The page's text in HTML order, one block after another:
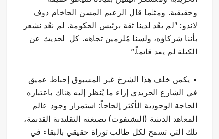
وحقيقية. ومثلما قال الزعيم المسن الحاخام دوف
لاندو: “لم يعُد لدينا ثقة برئيس الحكومة. لم نعُد نشعر
بأننا شركاؤه، ولسنا مُلزمين تجاهه. كل الحديث عن
الكتلة لم يعد قائماً.”
• يكمن خلف هذا الشرخ غير المسبوق إحباط عميق
في الشارع الحريدي إزاء ما يُنظر إليه هناك باعتباره
الحاجة الوجودية الأكثر إلحاحاً: استمرار وجود عالم
المعاهد الدينية (اليشيفوت) بصيغته التقليدية القديمة،
تلك التي تسمح لكل طالب توراة حقيقي بالبقاء في